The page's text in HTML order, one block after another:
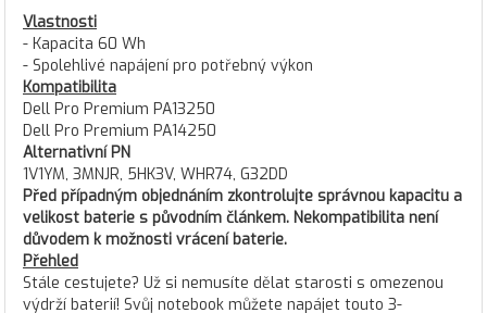
Vlastnosti
- Kapacita 60 Wh
- Spolehlivé napájení pro potřebný výkon
Kompatibilita
Dell Pro Premium PA13250
Dell Pro Premium PA14250
Alternativní PN
1V1YM, 3MNJR, 5HK3V, WHR74, G32DD
Před případným objednáním zkontrolujte správnou kapacitu a
velikost baterie s původním článkem. Nekompatibilita není
důvodem k možnosti vrácení baterie.
Přehled
Stále cestujete? Už si nemusíte dělat starosti s omezenou
výdrží baterií! Svůj notebook můžete napájet touto 3-